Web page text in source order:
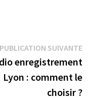
:
PUBLICATION SUIVANTE
enregistrement
Lyon : comment le
choisir ?